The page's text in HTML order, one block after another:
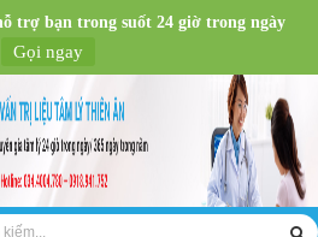
trợ bạn trong suốt 24 giờ trong ngày
Gọi ngay